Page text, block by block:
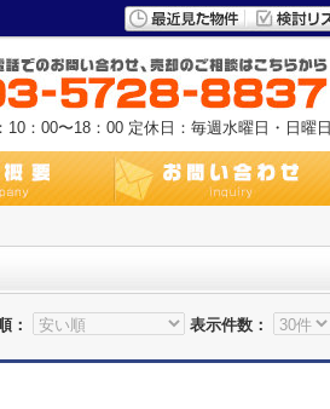
10：00〜18：00 定休日：毎週水曜日・日曜日
：
表示件数：